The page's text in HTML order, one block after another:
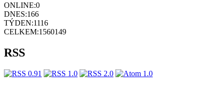
ONLINE:0
DNES:166
TÝDEN:1116
CELKEM:1560149
RSS